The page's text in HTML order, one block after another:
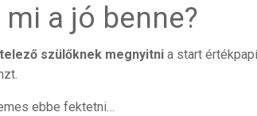
a jó benne?
szülőknek megnyitni a start
ebbe fektetni…